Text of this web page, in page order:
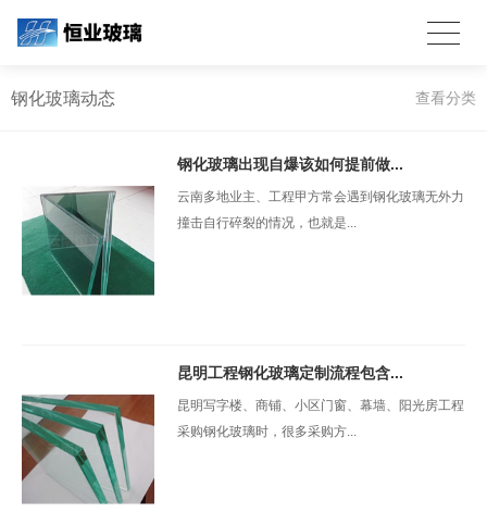
钢化玻璃动态 查看分类
钢化玻璃出现自爆该如何提前做...
云南多地业主、工程甲方常会遇到钢化玻璃无外力
撞击自行碎裂的情况，也就是...
昆明工程钢化玻璃定制流程包含...
昆明写字楼、商铺、小区门窗、幕墙、阳光房工程
采购钢化玻璃时，很多采购方...